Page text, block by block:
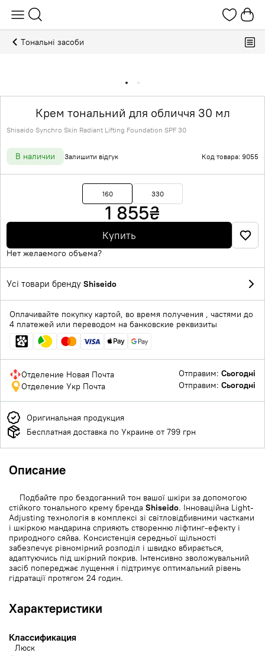
Тональні засоби
Крем тональний для обличчя 30 мл
Shiseido Synchro Skin Radiant Lifting Foundation SPF 30
В наличии Залишити відгук Код товара: 9055
160 330
1 855₴
Купить
Нет желаемого объема?
Усі товари бренду Shiseido
Оплачивайте покупку картой, во время получения , частями до
4 платежей или переводом на банковские реквизиты
Отделение Новая Почта Отправим: Сьогодні
Отделение Укр Почта
Отправим: Сьогодні
Оригинальная продукция
Бесплатная доставка по Украине от 799 грн
Описание
Подбайте про бездоганний тон вашої шкіри за допомогою
стійкого тонального крему бренда Shiseido. Інноваційна Light-
Adjusting технологія в комплексі зі світловідбивними частками
і шкіркою мандарина сприяють створенню ліфтинг-ефекту і
природного сяйва. Консистенція середньої щільності
забезпечує рівномірний розподіл і швидко вбирається,
адаптуючись під шкірний покрив. Інтенсивно зволожувальний
засіб попереджає лущення і підтримує оптимальний рівень
гідратації протягом 24 годин.
Характеристики
Классификация
Люск